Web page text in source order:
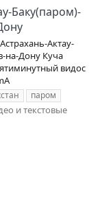
Баку(паром)-
Актау-
на-Дону Куча
видос
паром
и текстовые